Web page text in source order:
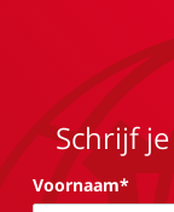
Schrijf
Voornaam*